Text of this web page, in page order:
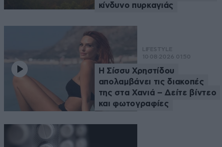
κίνδυνο πυρκαγιάς
LIFESTYLE
10·08·2026 01:50
Η Σίσσυ Χρηστίδου
απολαμβάνει τις διακοπές
της στα Χανιά – Δείτε βίντεο
και φωτογραφίες